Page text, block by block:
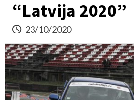
“Latvija 2020”
23/10/2020